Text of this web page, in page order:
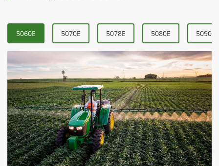
5060E 5070E 5078E 5080E 5090E